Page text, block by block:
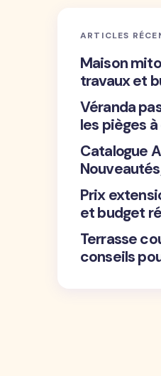
ARTICLES
Maison
travaux et
Véranda
les pièges
Catalogue
Prix
et budget
Terrasse
conseils